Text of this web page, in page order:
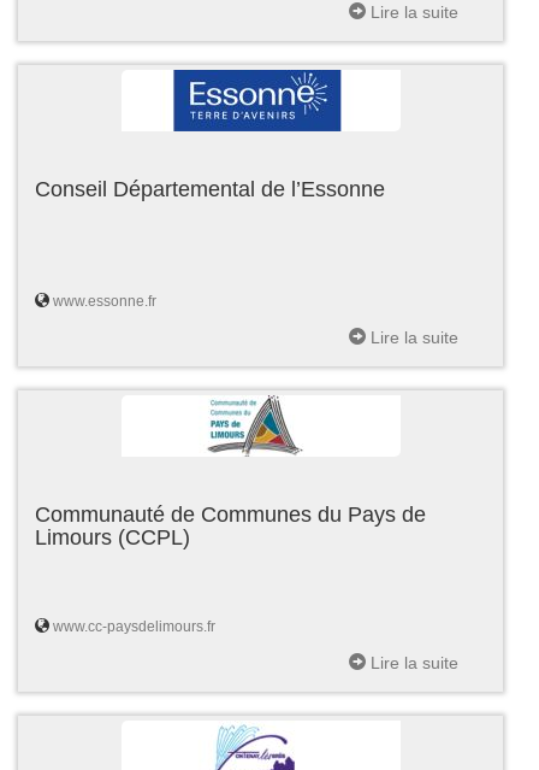
Lire la suite
Conseil Départemental de l’Essonne
www.essonne.fr
Lire la suite
Communauté de Communes du Pays de
Limours (CCPL)
www.cc-paysdelimours.fr
Lire la suite